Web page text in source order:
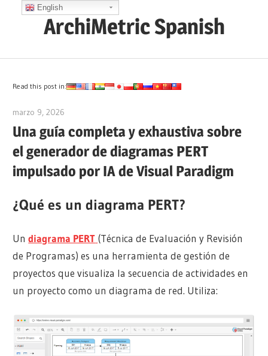
Saltar
ArchiMetric Spanish
Ops,
and
More
Read this post in:
marzo 9, 2026
Una guía completa y exhaustiva sobre
el generador de diagramas PERT
impulsado por IA de Visual Paradigm
¿Qué es un diagrama PERT?
Undiagrama PERT (Técnica de Evaluación y Revisión
de Programas) es una herramienta de gestión de
proyectos que visualiza la secuencia de actividades en
un proyecto como un diagrama de red. Utiliza:
English